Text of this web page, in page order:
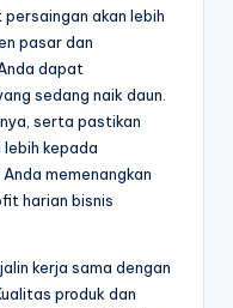
akan lebih
pasar dan
dapat
sedang naik daun.
serta pastikan
kepada
memenangkan
harian bisnis
kerja sama dengan
produk dan